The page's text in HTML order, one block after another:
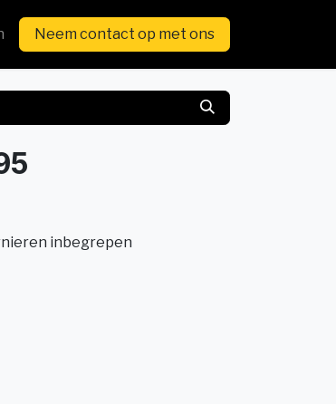
Neem contact op met ons
inbegrepen